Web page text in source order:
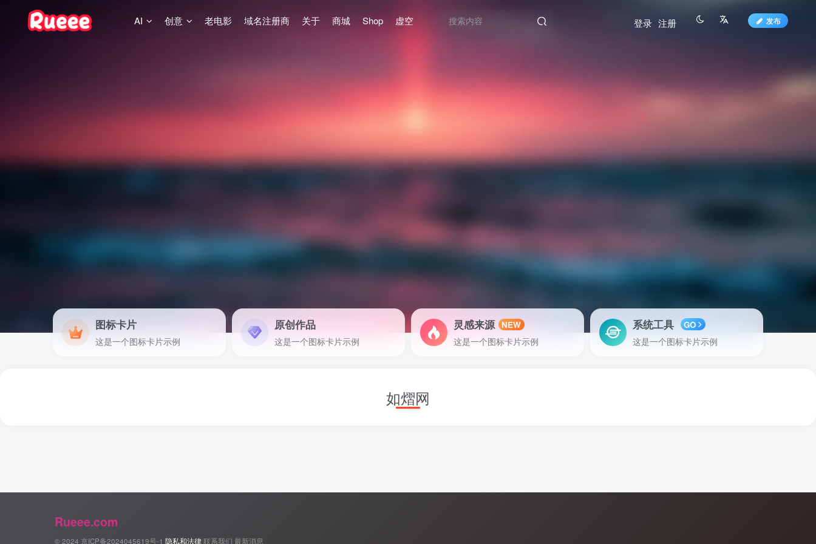
AI 创意 老电影 域名注册商 关于 商城 Shop 虚空 发布
登录 注册
图标卡片
这是一个图标卡片示例
原创作品
这是一个图标卡片示例
灵感来源 NEW
这是一个图标卡片示例
系统工具 GO
这是一个图标卡片示例
如熠网
Rueee.com
© 2024 京ICP备2024045619号-1 隐私和法律联系我们 最新消息